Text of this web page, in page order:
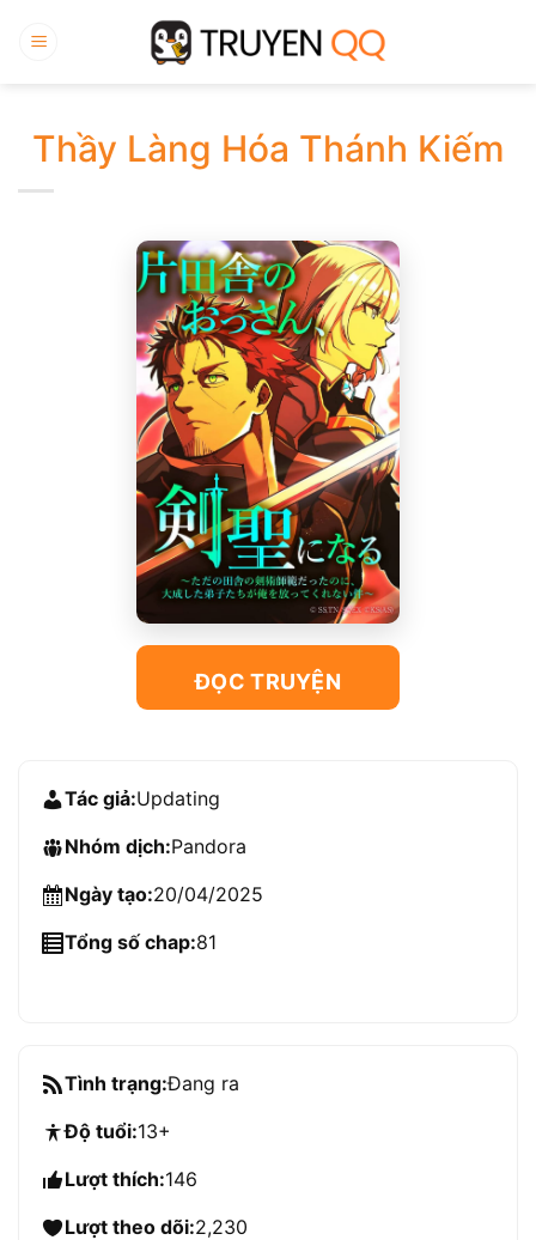
qua
Thầy Làng Hóa Thánh Kiếm
ĐỌC TRUYỆN
Tác giả:Updating
Nhóm dịch:Pandora
Ngày tạo:20/04/2025
Tổng số chap:81
Tình trạng:Đang ra
Độ tuổi:13+
Lượt thích:146
Lượt theo dõi:2,230